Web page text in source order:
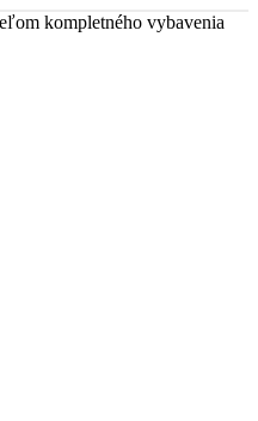
kompletného vybavenia